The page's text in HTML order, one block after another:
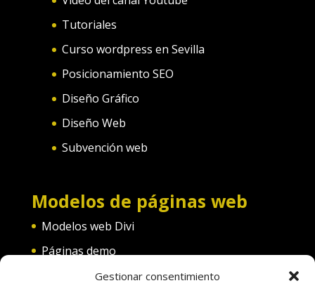
Gestionar consentimiento
Tutoriales
Curso wordpress en Sevilla
Posicionamiento SEO
Diseño Gráfico
Diseño Web
Subvención web
Modelos de páginas web
Modelos web Divi
Páginas demo
Web convento